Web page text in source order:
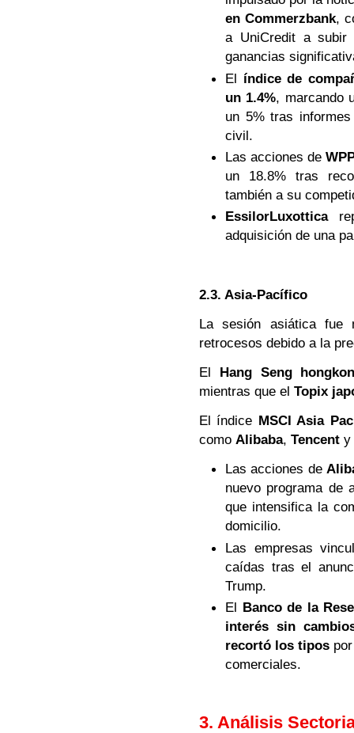
en Commerzbank,
a UniCredit a
ganancias
El índice de
un 1.4%, marcando
un 5% tras
civil.
Las acciones de
un 18.8% tras
también a su
EssilorLuxottica
adquisición de una
2.3. Asia-Pacífico
La sesión asiática fue
retrocesos debido a la
El Hang Seng
mientras que el Topix
El índice MSCI Asia
como Alibaba, Tencent y
Las acciones de
nuevo programa de
que intensifica la
domicilio.
Las empresas
caídas tras el
Trump.
El Banco de la
interés sin
recortó los tipos
comerciales.
3. Análisis